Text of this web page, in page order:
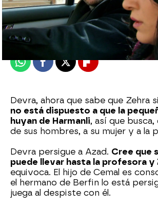
Nova
Publicado: 03 de julio de 2024, 16:47
WhatsappFacebook
X Flipboard
Devra, ahora que sabe que Zehra
no está dispuesto a que la
huyan de Harmanli, así que busca,
de sus hombres, a su mujer y a la
Devra persigue a Azad. Cree que
puede llevar hasta la profesora y
equivoca. El hijo de Cemal es
el hermano de Berfin lo está
juega al despiste con él.